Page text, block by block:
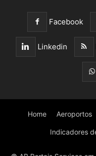
Facebook
Linkedin
Home Aeroportos
Indicadores